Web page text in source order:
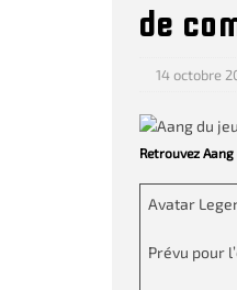
de
14 octobre
Retrouvez
Avatar
Prévu pour